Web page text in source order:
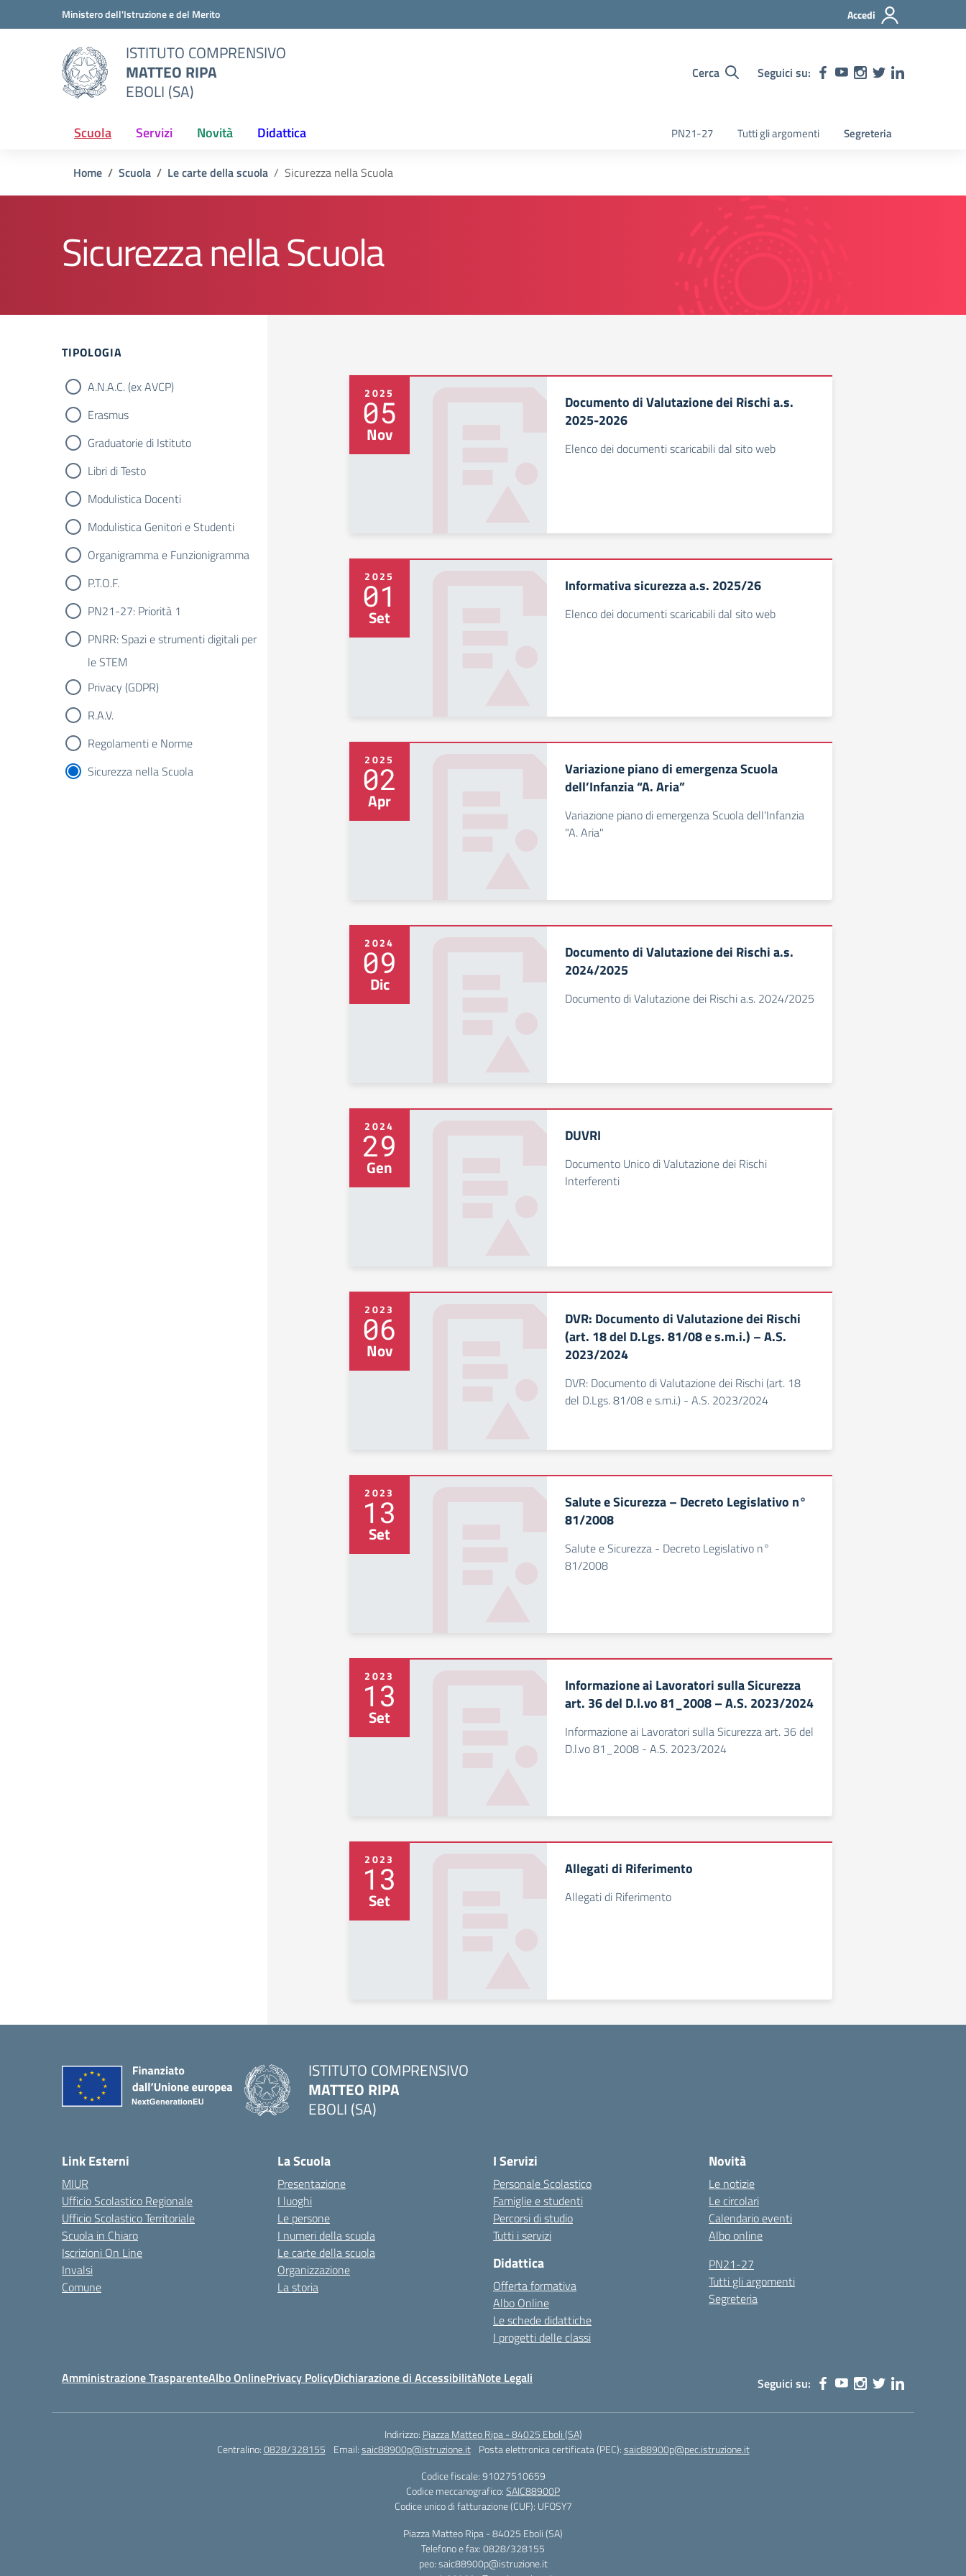
Vai ai contenuti
Vai al menu di navigazioneMinistero dell'Istruzione e del Merito Accedi
ISTITUTO COMPRENSIVO
MATTEO RIPA
EBOLI (SA)
Cerca Seguici su:
Scuola Servizi Novità Didattica PN21-27 Tutti gli argomenti Segreteria
Home Scuola Le carte della scuola Sicurezza nella Scuola
Sicurezza nella Scuola
TIPOLOGIA
A.N.A.C. (ex AVCP)
Erasmus
Graduatorie di Istituto
Libri di Testo
Modulistica Docenti
Modulistica Genitori e Studenti
Organigramma e Funzionigramma
P.T.O.F.
PN21-27: Priorità 1
PNRR: Spazi e strumenti digitali per
le STEM
Privacy (GDPR)
R.A.V.
Regolamenti e Norme
Sicurezza nella Scuola
2025
05
Nov
Documento di Valutazione dei Rischi a.s.
2025-2026
Elenco dei documenti scaricabili dal sito web
2025
01
Set
Informativa sicurezza a.s. 2025/26
Elenco dei documenti scaricabili dal sito web
2025
02
Apr
Variazione piano di emergenza Scuola
dell’Infanzia “A. Aria”
Variazione piano di emergenza Scuola dell'Infanzia
"A. Aria"
2024
09
Dic
Documento di Valutazione dei Rischi a.s.
2024/2025
Documento di Valutazione dei Rischi a.s. 2024/2025
2024
29
Gen
DUVRI
Documento Unico di Valutazione dei Rischi
Interferenti
2023
06
Nov
DVR: Documento di Valutazione dei Rischi
(art. 18 del D.Lgs. 81/08 e s.m.i.) – A.S.
2023/2024
DVR: Documento di Valutazione dei Rischi (art. 18
del D.Lgs. 81/08 e s.m.i.) - A.S. 2023/2024
2023
13
Set
Salute e Sicurezza – Decreto Legislativo n°
81/2008
Salute e Sicurezza - Decreto Legislativo n°
81/2008
2023
13
Set
Informazione ai Lavoratori sulla Sicurezza
art. 36 del D.l.vo 81_2008 – A.S. 2023/2024
Informazione ai Lavoratori sulla Sicurezza art. 36 del
D.l.vo 81_2008 - A.S. 2023/2024
2023
13
Set
Allegati di Riferimento
Allegati di Riferimento
ISTITUTO COMPRENSIVO
MATTEO RIPA
EBOLI (SA)
Link Esterni
MIUR
Ufficio Scolastico Regionale
Ufficio Scolastico Territoriale
Scuola in Chiaro
Iscrizioni On Line
Invalsi
Comune
La Scuola
Presentazione
I luoghi
Le persone
I numeri della scuola
Le carte della scuola
Organizzazione
La storia
I Servizi
Personale Scolastico
Famiglie e studenti
Percorsi di studio
Tutti i servizi
Didattica
Offerta formativa
Albo Online
Le schede didattiche
I progetti delle classi
Novità
Le notizie
Le circolari
Calendario eventi
Albo online
PN21-27
Tutti gli argomenti
Segreteria
Amministrazione TrasparenteAlbo OnlinePrivacy PolicyDichiarazione di AccessibilitàNote Legali Seguici su:
Indirizzo: Piazza Matteo Ripa - 84025 Eboli (SA)
Centralino:0828/328155 Email:saic88900p@istruzione.it Posta elettronica certificata (PEC):saic88900p@pec.istruzione.it
Codice fiscale: 91027510659
Codice meccanografico:SAIC88900P
Codice unico di fatturazione (CUF): UFOSY7
Piazza Matteo Ripa - 84025 Eboli (SA)
Telefono e fax: 0828/328155
peo: saic88900p@istruzione.it